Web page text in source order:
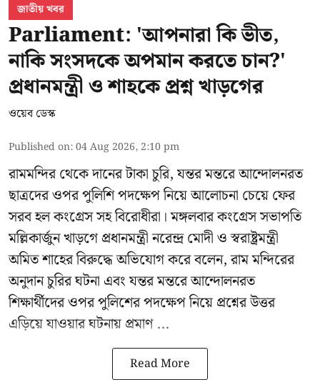
জাতীয় খবর
Parliament: 'আপনারা কি ভীত,
নাকি সংসদকে অপমান করতে চান?'
প্রধানমন্ত্রী ও শাহকে প্রশ্ন খাড়গের
ওয়েব ডেস্ক
Published on:04 Aug 2026, 2:10 pm
রামমন্দির থেকে দানের টাকা চুরি, যন্তর মন্তরে আন্দোলনরত
ছাত্রদের ওপর পুলিশি পদক্ষেপ নিয়ে আলোচনা চেয়ে ফের
সরব হল কংগ্রেস সহ বিরোধীরা। মঙ্গলবার কংগ্রেস সভাপতি
মল্লিকার্জুন খাড়গে প্রধানমন্ত্রী নরেন্দ্র মোদী ও স্বরাষ্ট্রমন্ত্রী
অমিত শাহের বিরুদ্ধে অভিযোগ করে বলেন, রাম মন্দিরের
অনুদান চুরির ঘটনা এবং যন্তর মন্তরে আন্দোলনরত
শিক্ষার্থীদের ওপর পুলিশের পদক্ষেপ নিয়ে প্রশ্নের উত্তর
এড়িয়ে যাওয়ার ঘটনায় প্রমাণ ...
Read More